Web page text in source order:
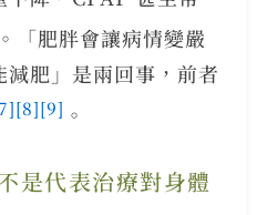
。「肥胖會讓病情變嚴
肥」是兩回事，前者
[8][9] 。
是代表治療對身體